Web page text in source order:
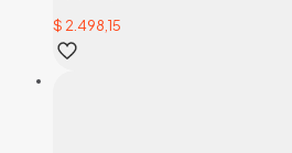
$ 2.498,15